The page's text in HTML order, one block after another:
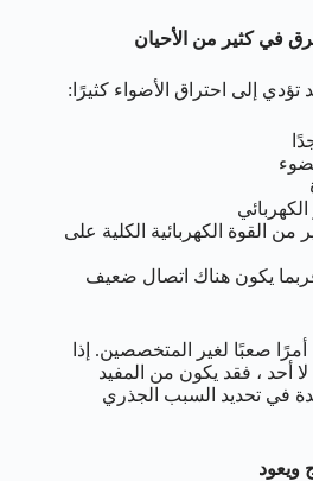
في كثير من الأحيان
إلى احتراق الأضواء كثيرًا:
من القوة الكهربائية الكلية على
يكون هناك اتصال ضعيف
صعبًا لغير المتخصصين. إذا
أحد ، فقد يكون من المفيد
في تحديد السبب الجذري
ويعود